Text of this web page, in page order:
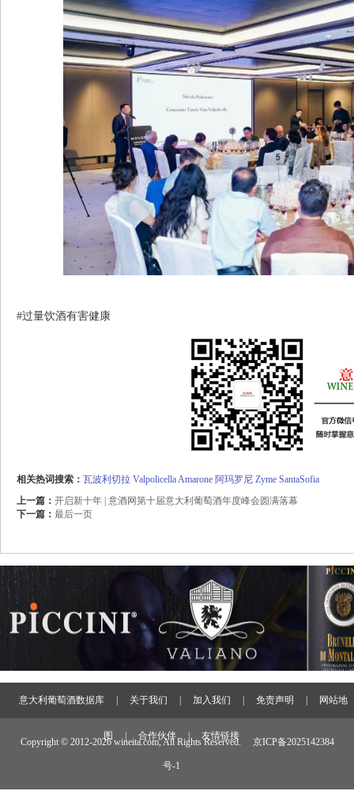
#过量饮酒有害健康
相关热词搜索： 瓦波利切拉 ValpolicellaAmarone 阿玛罗尼 Zyme SantaSofia
上一篇： 开启新十年 | 意酒网第十届意大利葡萄酒年度峰会圆满落幕
下一篇： 最后一页
意大利葡萄酒数据库 关于我们 加入我们 免责声明 网站地
图 合作伙伴 友情链接
Copyright © 2012-2026 wineita.com, All Rights Reserved. 京ICP备2025142384
号-1